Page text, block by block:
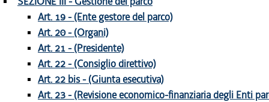
Art. 19 - (Ente gestore del parco)
Art. 20 - (Organi)
Art. 21 - (Presidente)
Art. 22 - (Consiglio direttivo)
Art. 22 bis - (Giunta esecutiva)
Art. 23 - (Revisione economico-finanziaria degli Enti